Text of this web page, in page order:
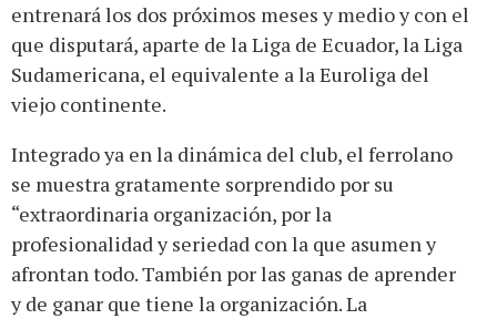
entrenará los dos próximos meses y medio y con el
que disputará, aparte de la Liga de Ecuador, la Liga
Sudamericana, el equivalente a la Euroliga del
viejo continente.
Integrado ya en la dinámica del club, el ferrolano
se muestra gratamente sorprendido por su
“extraordinaria organización, por la
profesionalidad y seriedad con la que asumen y
afrontan todo. También por las ganas de aprender
y de ganar que tiene la organización. La